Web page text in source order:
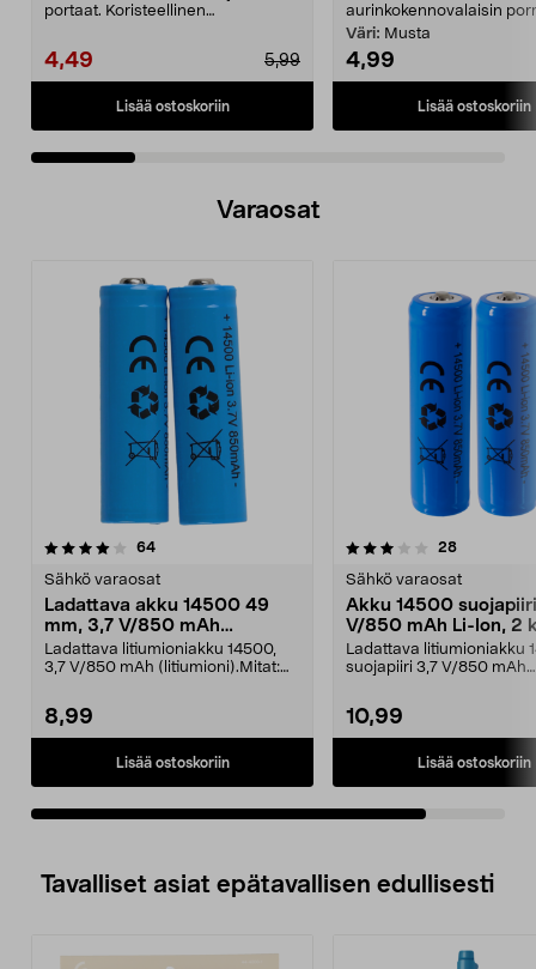
portaat. Koristeellinen
4,49 5,99
Lisää ostoskoriin
aurinkokennovalaisin
Väri: Musta
4,99
Lisää ostoskoriin
Varaosat
64arvostelut
Sähkö varaosat
Ladattava akku 14500 49
mm, 3,7 V/850 mAh
litiumioni, 2 kpl
Ladattava litiumioniakku 14500,
3,7 V/850 mAh (litiumioni).Mitat:
8,99
Lisää ostoskoriin
3.5viidestä
28arvostelut
Sähkö varaosat
Akku 14500
V/850 mAh Li-Ion, 2
Ladattava litiumioniakku
suojapiiri 3,7 V/850 mAh
10,99
Lisää ostoskoriin
Tavalliset asiat epätavallisen edullisesti